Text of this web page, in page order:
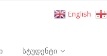
სტუდენტი
English